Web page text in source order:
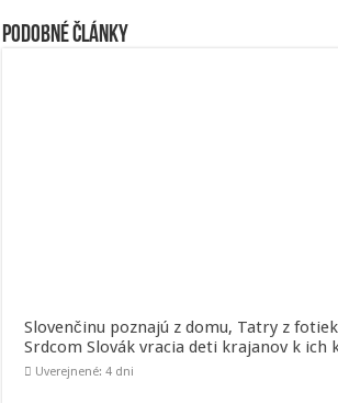
Podobné články
Slovenčinu poznajú z domu, Tatry z
Srdcom Slovák vracia deti krajanov k ich
Uverejnené: 4 dni